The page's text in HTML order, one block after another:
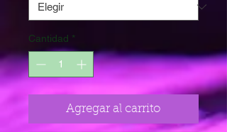
Cantidad *
Agregar al carrito